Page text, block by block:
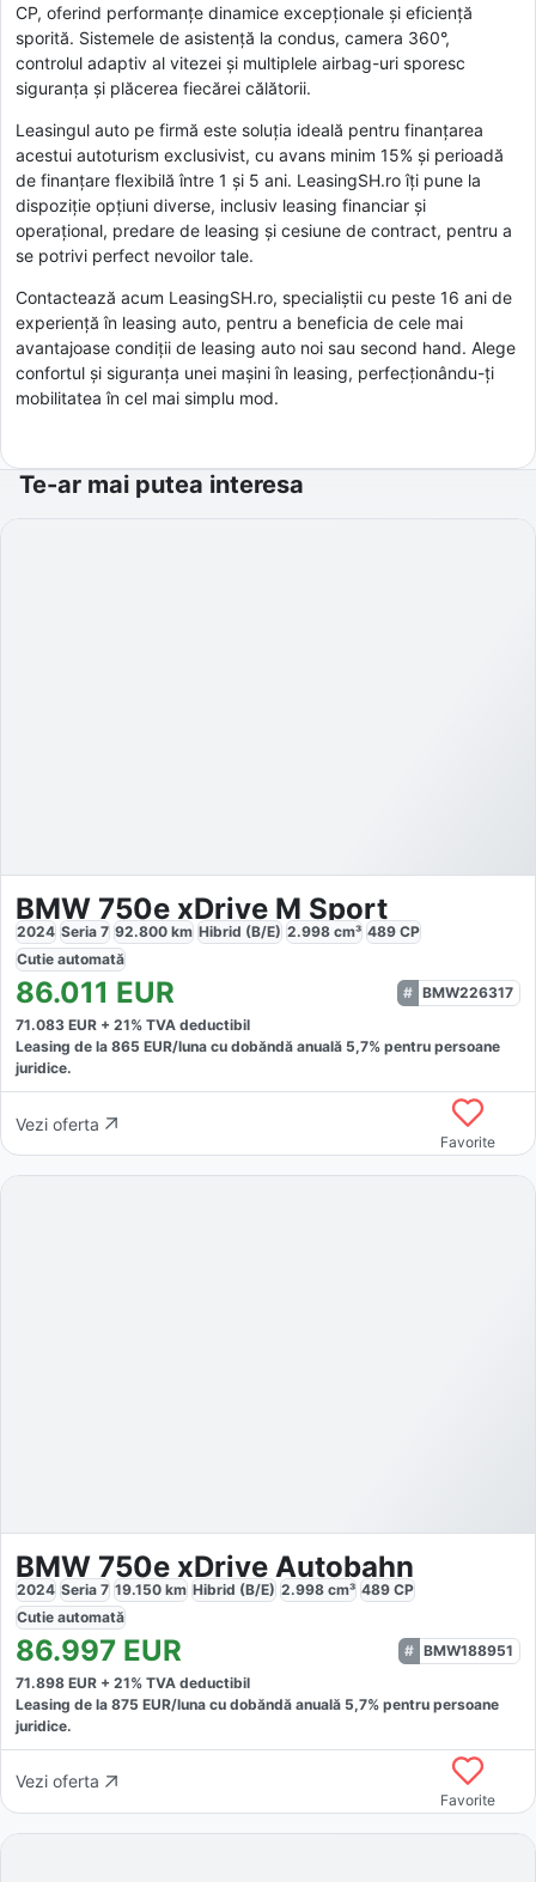
CP, oferind performanțe dinamice excepționale și eficiență
sporită. Sistemele de asistență la condus, camera 360°,
controlul adaptiv al vitezei și multiplele airbag-uri sporesc
siguranța și plăcerea fiecărei călătorii.
Leasingul auto pe firmă este soluția ideală pentru finanțarea
acestui autoturism exclusivist, cu avans minim 15% și perioadă
de finanțare flexibilă între 1 și 5 ani. LeasingSH.ro îți pune la
dispoziție opțiuni diverse, inclusiv leasing financiar și
operațional, predare de leasing și cesiune de contract, pentru a
se potrivi perfect nevoilor tale.
Contactează acum LeasingSH.ro, specialiștii cu peste 16 ani de
experiență în leasing auto, pentru a beneficia de cele mai
avantajoase condiții de leasing auto noi sau second hand. Alege
confortul și siguranța unei mașini în leasing, perfecționându-ți
mobilitatea în cel mai simplu mod.
Te-ar mai putea interesa
BMW 750e xDrive M Sport
2024 Seria 7 92.800 km Hibrid (B/E) 2.998 cm³ 489 CP
Cutie automată
86.011 EUR
BMW226317
71.083 EUR + 21% TVA deductibil
Leasing de la 865 EUR/luna cu dobăndă anuală 5,7% pentru persoane
juridice.
Vezi oferta
Favorite
BMW 750e xDrive Autobahn
2024 Seria 7 19.150 km Hibrid (B/E) 2.998 cm³ 489 CP
Cutie automată
86.997 EUR
BMW188951
71.898 EUR + 21% TVA deductibil
Leasing de la 875 EUR/luna cu dobăndă anuală 5,7% pentru persoane
juridice.
Vezi oferta
Favorite